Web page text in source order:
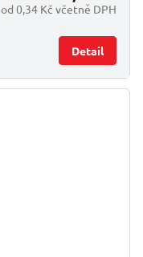
od 0,34 Kč včetně DPH
Detail